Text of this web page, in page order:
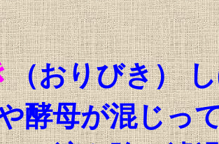
（おりびき）
酵母が混じっ